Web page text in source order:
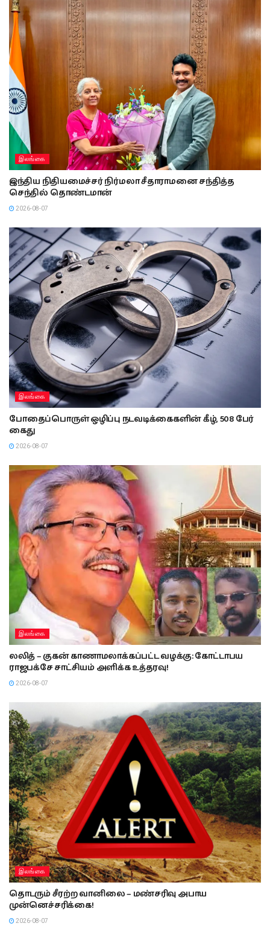
இலங்கை
இந்திய நிதியமைச்சர் நிர்மலா சீதாராமனை சந்தித்த
செந்தில் தொண்டமான்
2026-08-07
இலங்கை
போதைப்பொருள் ஒழிப்பு நடவடிக்கைகளின் கீழ், 508 பேர்
கைது
2026-08-07
இலங்கை
லலித் – குகன் காணாமலாக்கப்பட்ட வழக்கு: கோட்டாபய
ராஜபக்சே சாட்சியம் அளிக்க உத்தரவு!
2026-08-07
இலங்கை
தொடரும் சீரற்ற வானிலை – மண்சரிவு அபாய
முன்னெச்சரிக்கை!
2026-08-07